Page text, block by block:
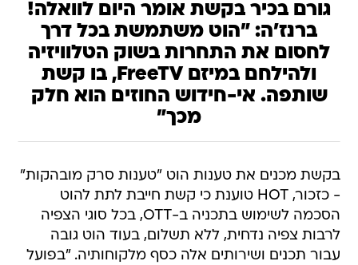
גורם בכיר בקשת אומר היום לוואלה!
ברנז'ה: "הוט משתמשת בכל דרך
לחסום את התחרות בשוק הטלוויזיה
ולהילחם במיזם FreeTV, בו קשת
שותפה. אי-חידוש החוזים הוא חלק
מכך"
בקשת מכנים את טענות הוט "טענות סרק מובהקות"
- כזכור, HOT טוענת כי קשת חייבת לתת להוט
הסכמה לשימוש בתכניה ב-OTT, בכל סוגי הצפיה
לרבות צפיה נדחית, ללא תשלום, בעוד הוט גובה
עבור תכנים ושירותים אלה כסף מלקוחותיה. "בפועל